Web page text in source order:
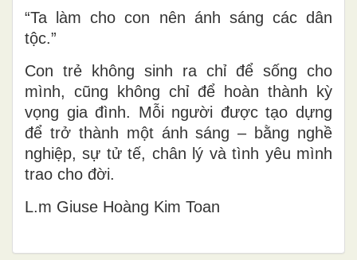
“Ta làm cho con nên ánh sáng các dân
tộc.”
Con trẻ không sinh ra chỉ để sống cho
mình, cũng không chỉ để hoàn thành kỳ
vọng gia đình. Mỗi người được tạo dựng
để trở thành một ánh sáng – bằng nghề
nghiệp, sự tử tế, chân lý và tình yêu mình
trao cho đời.
L.m Giuse Hoàng Kim Toan